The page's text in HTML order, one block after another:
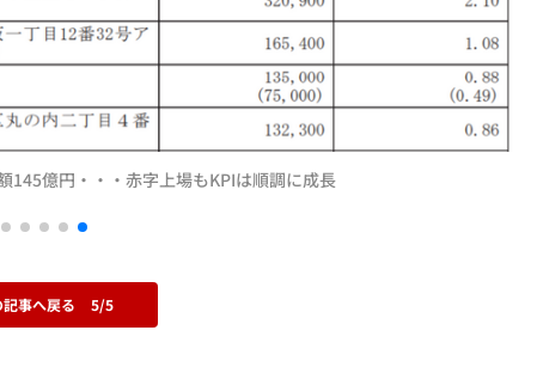
145億円・・・赤字上場もKPIは順調に成長
事へ戻る 5/5